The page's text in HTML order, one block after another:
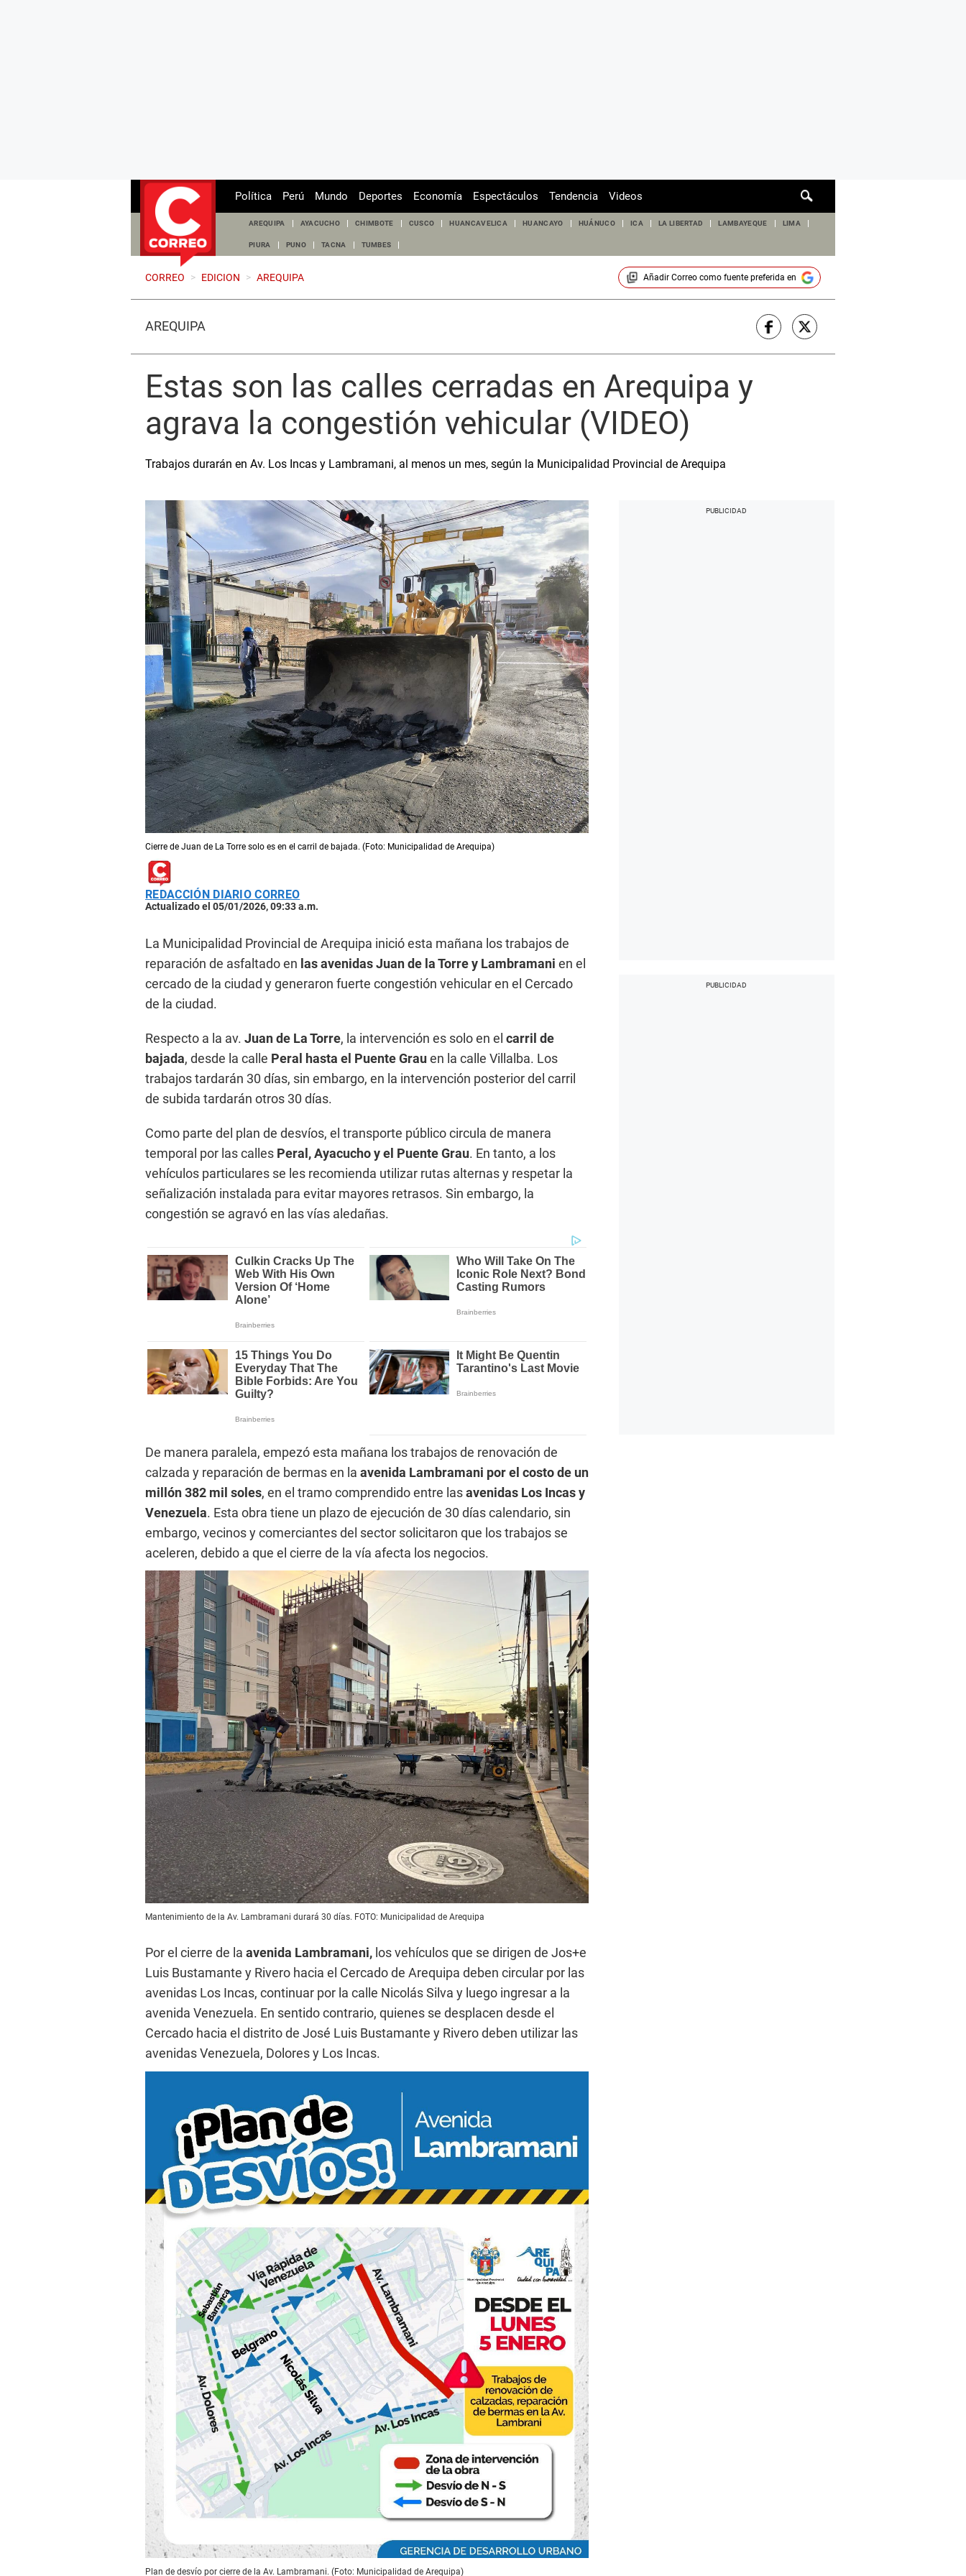
de
Política Perú Mundo Deportes Economía Espectáculos Tendencia Videos
AREQUIPA AYACUCHO CHIMBOTE CUSCO HUANCAVELICA HUANCAYO HUÁNUCO ICA LA LIBERTAD LAMBAYEQUE LIMA
PIURA PUNO TACNA TUMBES
CORREO > EDICION > AREQUIPA Añadir Correocomo fuente preferida en
AREQUIPA
Estas son las calles cerradas en Arequipa y
agrava la congestión vehicular (VIDEO)
Trabajos durarán en Av. Los Incas y Lambramani, al menos un mes, según la Municipalidad Provincial de Arequipa
Cierre de Juan de La Torre solo es en el carril de bajada. (Foto: Municipalidad de Arequipa)
REDACCIÓN DIARIO CORREO
Actualizado el 05/01/2026, 09:33 a.m.
La Municipalidad Provincial de Arequipa inició esta mañana los trabajos de
reparación de asfaltado en las avenidas Juan de la Torre y Lambramani en el
cercado de la ciudad y generaron fuerte congestión vehicular en el Cercado
de la ciudad.
Respecto a la av. Juan de La Torre, la intervención es solo en el carril de
bajada, desde la calle Peral hasta el Puente Grauen la calle Villalba. Los
trabajos tardarán 30 días, sin embargo, en la intervención posterior del carril
de subida tardarán otros 30 días.
Como parte del plan de desvíos, el transporte público circula de manera
temporal por las calles Peral, Ayacucho y el Puente Grau. En tanto, a los
vehículos particulares se les recomienda utilizar rutas alternas y respetar la
señalización instalada para evitar mayores retrasos. Sin embargo, la
congestión se agravó en las vías aledañas.
De manera paralela, empezó esta mañana los trabajos de renovación de
calzada y reparación de bermas en la avenida Lambramani por el costo de un
millón 382 mil soles, en el tramo comprendido entre lasavenidas Los Incas y
Venezuela. Esta obra tiene un plazo de ejecución de 30 días calendario, sin
embargo, vecinos y comerciantes del sector solicitaron que los trabajos se
aceleren, debido a que el cierre de la vía afecta los negocios.
Mantenimiento de la Av. Lambramani durará 30 días. FOTO: Municipalidad de Arequipa
Por el cierre de la avenida Lambramani, los vehículos que se dirigen de Jos+e
Luis Bustamante y Rivero hacia el Cercado de Arequipa deben circular por las
avenidas Los Incas, continuar por la calle Nicolás Silva y luego ingresar a la
avenida Venezuela. En sentido contrario, quienes se desplacen desde el
Cercado hacia el distrito de José Luis Bustamante y Rivero deben utilizar las
avenidas Venezuela, Dolores y Los Incas.
Plan de desvío por cierre de la Av. Lambramani. (Foto: Municipalidad de Arequipa)